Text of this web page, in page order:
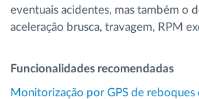
eventuais acidentes, mas também o
aceleração brusca, travagem, RPM
Funcionalidades recomendadas
Monitorização por GPS de reboques